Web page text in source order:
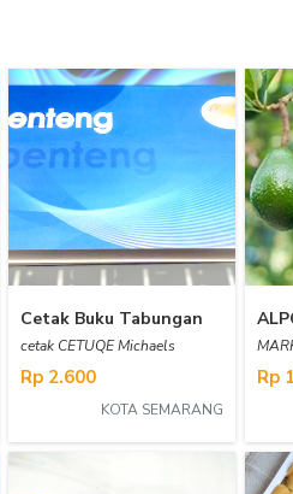
Cetak Buku Tabungan
cetak CETUQE Michaels
Rp 2.600
KOTA SEMARANG
Rp